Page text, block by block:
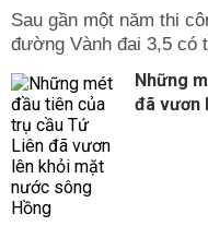
Sau gần một năm thi
đường Vành đai 3,5 có
Những
đã vươn